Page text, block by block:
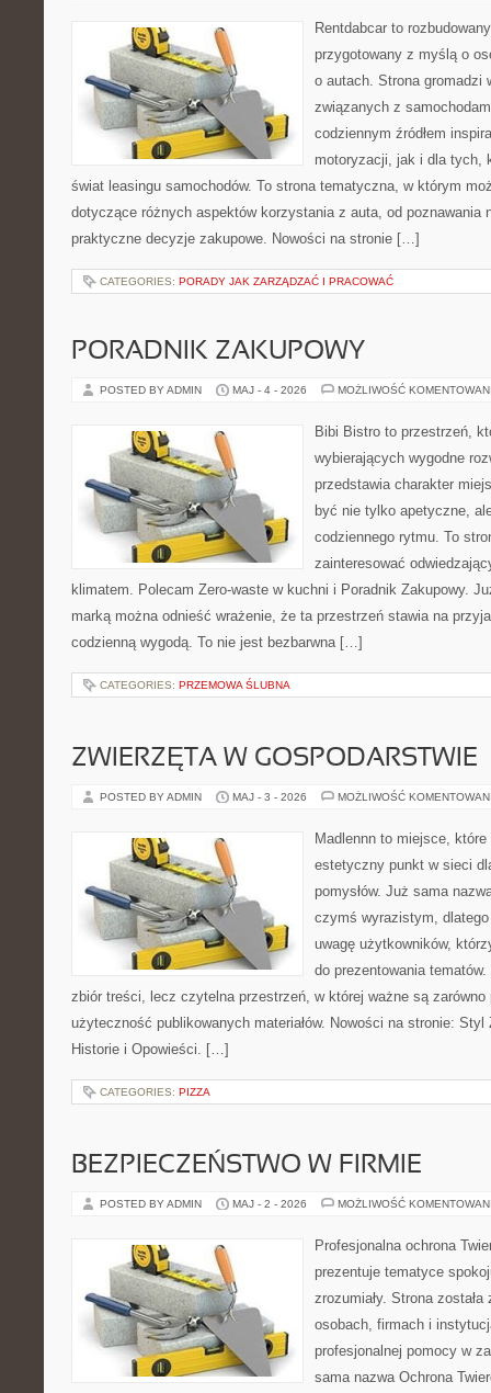
Rentdabcar to
przygotowany z myślą o
o autach. Strona gromadzi
związanych z
codziennym źródłem
motoryzacji, jak i dla tych,
świat leasingu samochodów. To strona tematyczna, w którym
dotyczące różnych aspektów korzystania z auta, od poznawania
praktyczne decyzje zakupowe. Nowości na stronie […]
CATEGORIES: PORADY JAK ZARZĄDZAĆ I PRACOWAĆ
PORADNIK ZAKUPOWY
POSTED BY ADMIN MAJ - 4 - 2026 MOŻLIWOŚĆ
Bibi Bistro to przestrzeń,
wybierających wygodne
przedstawia charakter
być nie tylko apetyczne,
codziennego rytmu. To
zainteresować
klimatem. Polecam Zero-waste w kuchni i Poradnik Zakupowy.
marką można odnieść wrażenie, że ta przestrzeń stawia na
codzienną wygodą. To nie jest bezbarwna […]
CATEGORIES: PRZEMOWA ŚLUBNA
ZWIERZĘTA W GOSPODARSTWIE
POSTED BY ADMIN MAJ - 3 - 2026 MOŻLIWOŚĆ
Madlennn to miejsce,
estetyczny punkt w sieci
pomysłów. Już sama
czymś wyrazistym,
uwagę użytkowników,
do prezentowania
zbiór treści, lecz czytelna przestrzeń, w której ważne są zarówno
użyteczność publikowanych materiałów. Nowości na stronie:
Historie i Opowieści. […]
CATEGORIES: PIZZA
BEZPIECZEŃSTWO W FIRMIE
POSTED BY ADMIN MAJ - 2 - 2026 MOŻLIWOŚĆ
Profesjonalna ochrona
prezentuje tematyce
zrozumiały. Strona
osobach, firmach i
profesjonalnej pomocy w
sama nazwa Ochrona